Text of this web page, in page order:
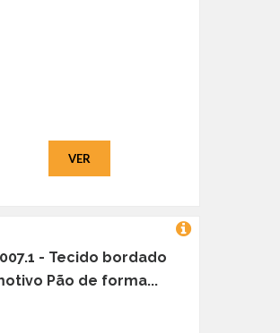
VER
- Tecido bordado
Pão de forma...